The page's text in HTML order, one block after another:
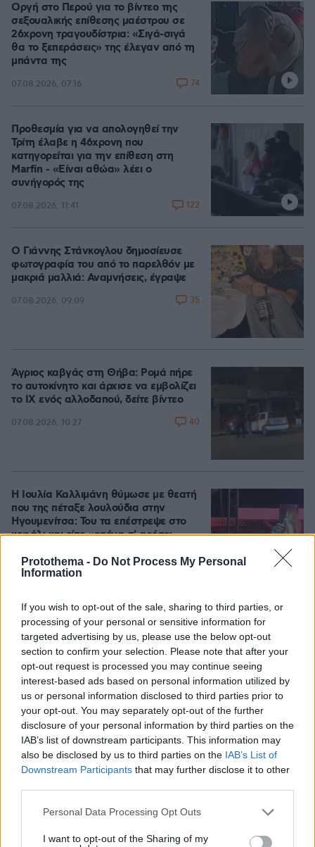
Protothema - Do Not Process My Personal
Information
If you wish to opt-out of the sale, sharing to third parties, or
processing of your personal or sensitive information for
targeted advertising by us, please use the below opt-out
section to confirm your selection. Please note that after your
opt-out request is processed you may continue seeing
interest-based ads based on personal information utilized by
us or personal information disclosed to third parties prior to
your opt-out. You may separately opt-out of the further
disclosure of your personal information by third parties on the
IAB’s list of downstream participants. This information may
also be disclosed by us to third parties on the IAB’s List of
Downstream Participants that may further disclose it to other
Please note that this website/app uses one or more Google
not limited to your visit or usage behaviour. You may click to
Personal Data Processing Opt Outs
I want to opt-out of the Sharing of my
Οργή στο Περού για το βίντεο της
σεξουαλικής επίθεσης μαέστρου σε
26χρονη τραγουδίστρια: «Σιγά-σιγά
θα το ξεπεράσεις» της έλεγαν από τη
μπάντα της
07.08.2026, 07:16 74
Προθεσμία για να απολογηθεί την
Τρίτη έλαβε η 46χρονη που
κατηγορείται για την επίθεση στη
Marfin - «Είναι αθώα» λέει ο
συνήγορός της
07.08.2026, 11:41 122
Ο Γιάννης Στάνκογλου δημοσίευσε
φωτογραφία του από το παρελθόν με
μακριά μαλλιά: Αναμνήσεις, έγραψε
07.08.2026, 09:09 35
Άγριος καβγάς στη Θήβα: Ρομά πήρε
το αυτοκίνητο και άρχισε να εμβολίζει
το ΙΧ ενός αλλοδαπού, δείτε βίντεο
07.08.2026, 10:27 40
Η Ιουλία Καλλιμάνη θύμωσε με θεατή
που της πέταξε λουλούδια στην
Ηγουμενίτσα: Του τα επέστρεψε στο
κεφάλι και είπε «εσένα σ' αρέσει
07.08.2026, 06:39 99
Games
Cut The Rope Northern Heights Candy